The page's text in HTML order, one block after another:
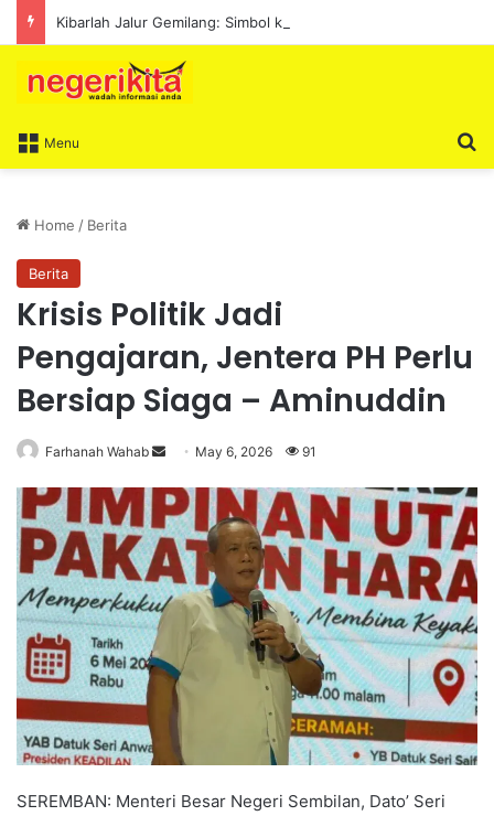
Menu
Home / Berita
Berita
Krisis Politik Jadi
Pengajaran, Jentera PH Perlu
Bersiap Siaga – Aminuddin
Farhanah Wahab
n
d
a
n
e
a
May 6, 2026 91
SEREMBAN: Menteri Besar Negeri Sembilan, Dato’ Seri